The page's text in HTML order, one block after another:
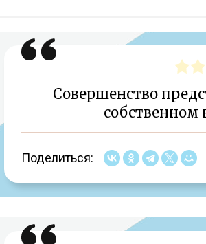
Совершенство
собственном
Поделиться: